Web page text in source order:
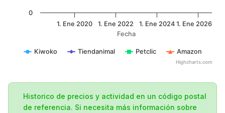
Fecha
Kiwoko Tiendanimal Petclic Amazon
1. Ene 2020 1. Ene 2022 1. Ene 2024 1. Ene 2026
0
Highcharts.com
Historico de precios y actividad en un código postal
de referencia. Si necesita más información sobre